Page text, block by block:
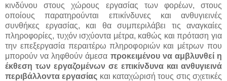
κινδύνου στους χώρους εργασίας των φορέων, στους
οποίους παρατηρούνται επικίνδυνες και ανθυγιεινές
συνθήκες εργασίας, και θα συμπεριλάβει τις αναγκαίες
πληροφορίες, τυχόν ισχύοντα μέτρα, καθώς και πρόταση για
την επεξεργασία περαιτέρω πληροφοριών και μέτρων που
μπορούν να ληφθούν άμεσα προκειμένου να αμβλυνθεί η
έκθεση των εργαζομένων σε επικίνδυνα και ανθυγιεινά
περιβάλλοντα εργασίας και καταχώρισή τους στις σχετικές